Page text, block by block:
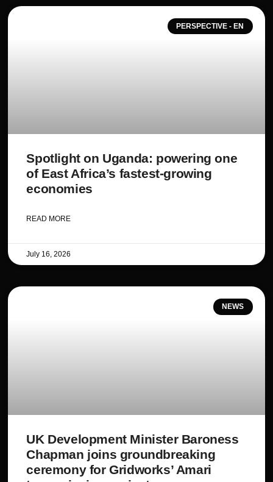
PERSPECTIVE - EN
Spotlight on Uganda: powering one
of East Africa’s fastest-growing
economies
READ MORE
July 16, 2026
NEWS
UK Development Minister Baroness
Chapman joins groundbreaking
ceremony for Gridworks’ Amari